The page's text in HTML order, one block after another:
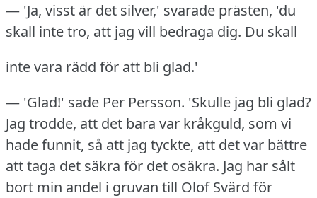
— 'Ja, visst är det silver,' svarade prästen, 'du
skall inte tro, att jag vill bedraga dig. Du skall
inte vara rädd för att bli glad.'
— 'Glad!' sade Per Persson. 'Skulle jag bli glad?
Jag trodde, att det bara var kråkguld, som vi
hade funnit, så att jag tyckte, att det var bättre
att taga det säkra för det osäkra. Jag har sålt
bort min andel i gruvan till Olof Svärd för